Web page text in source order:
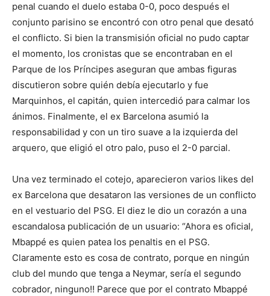
penal cuando el duelo estaba 0-0, poco después el
conjunto parisino se encontró con otro penal que desató
el conflicto. Si bien la transmisión oficial no pudo captar
el momento, los cronistas que se encontraban en el
Parque de los Príncipes aseguran que ambas figuras
discutieron sobre quién debía ejecutarlo y fue
Marquinhos, el capitán, quien intercedió para calmar los
ánimos. Finalmente, el ex Barcelona asumió la
responsabilidad y con un tiro suave a la izquierda del
arquero, que eligió el otro palo, puso el 2-0 parcial.
Una vez terminado el cotejo, aparecieron varios likes del
ex Barcelona que desataron las versiones de un conflicto
en el vestuario del PSG. El diez le dio un corazón a una
escandalosa publicación de un usuario: “Ahora es oficial,
Mbappé es quien patea los penaltis en el PSG.
Claramente esto es cosa de contrato, porque en ningún
club del mundo que tenga a Neymar, sería el segundo
cobrador, ninguno!! Parece que por el contrato Mbappé